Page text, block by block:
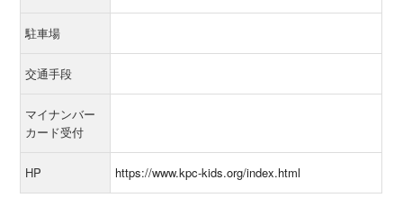
駐車場
交通手段
マイナンバー
カード受付
HP https://www.kpc-kids.org/index.html